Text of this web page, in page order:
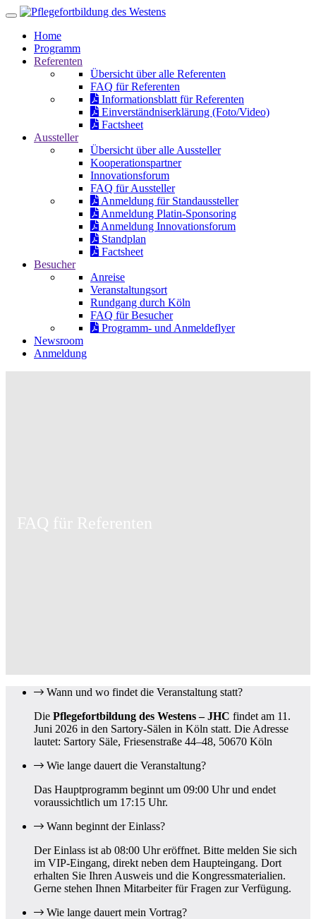
Home
Programm
Referenten
Übersicht über alle Referenten
FAQ für Referenten
Informationsblatt für Referenten
Einverständniserklärung (Foto/Video)
Factsheet
Aussteller
Übersicht über alle Aussteller
Kooperationspartner
Innovationsforum
FAQ für Aussteller
Anmeldung für Standaussteller
Anmeldung Platin-Sponsoring
Anmeldung Innovationsforum
Standplan
Factsheet
Besucher
Anreise
Veranstaltungsort
Rundgang durch Köln
FAQ für Besucher
Programm- und Anmeldeflyer
Newsroom
Anmeldung
FAQ für Referenten
Wann und wo findet die Veranstaltung statt?
Die Pflegefortbildung des Westens – JHC findet am 11.
Juni 2026 in den Sartory-Sälen in Köln statt. Die Adresse
lautet: Sartory Säle, Friesenstraße 44–48, 50670 Köln
Wie lange dauert die Veranstaltung?
Das Hauptprogramm beginnt um 09:00 Uhr und endet
voraussichtlich um 17:15 Uhr.
Wann beginnt der Einlass?
Der Einlass ist ab 08:00 Uhr eröffnet. Bitte melden Sie sich
im VIP-Eingang, direkt neben dem Haupteingang. Dort
erhalten Sie Ihren Ausweis und die Kongressmaterialien.
Gerne stehen Ihnen Mitarbeiter für Fragen zur Verfügung.
Wie lange dauert mein Vortrag?